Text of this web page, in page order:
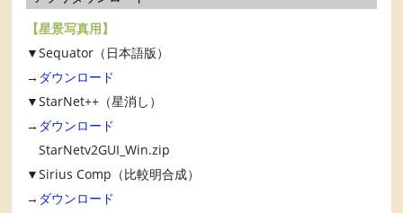
【星景写真用】
▼Sequator（日本語版）
→ ダウンロード
▼StarNet++（星消し）
→ ダウンロード
StarNetv2GUI_Win.zip
▼Sirius Comp（比較明合成）
→ ダウンロード